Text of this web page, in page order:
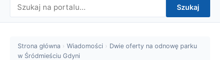
Szukaj
Strona główna › Wiadomości › Dwie oferty na odnowę parku
w Śródmieściu Gdyni